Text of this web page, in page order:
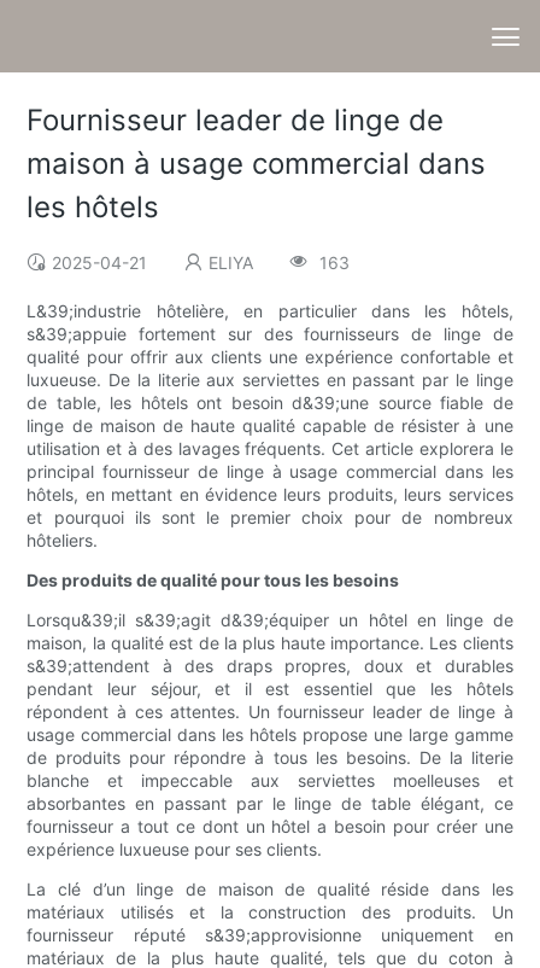
Fournisseur leader de linge de
maison à usage commercial dans
les hôtels
2025-04-21 ELIYA 163
L&39;industrie hôtelière, en particulier dans les hôtels,
s&39;appuie fortement sur des fournisseurs de linge de
qualité pour offrir aux clients une expérience confortable et
luxueuse. De la literie aux serviettes en passant par le linge
de table, les hôtels ont besoin d&39;une source fiable de
linge de maison de haute qualité capable de résister à une
utilisation et à des lavages fréquents. Cet article explorera le
principal fournisseur de linge à usage commercial dans les
hôtels, en mettant en évidence leurs produits, leurs services
et pourquoi ils sont le premier choix pour de nombreux
hôteliers.
Des produits de qualité pour tous les besoins
Lorsqu&39;il s&39;agit d&39;équiper un hôtel en linge de
maison, la qualité est de la plus haute importance. Les clients
s&39;attendent à des draps propres, doux et durables
pendant leur séjour, et il est essentiel que les hôtels
répondent à ces attentes. Un fournisseur leader de linge à
usage commercial dans les hôtels propose une large gamme
de produits pour répondre à tous les besoins. De la literie
blanche et impeccable aux serviettes moelleuses et
absorbantes en passant par le linge de table élégant, ce
fournisseur a tout ce dont un hôtel a besoin pour créer une
expérience luxueuse pour ses clients.
La clé d’un linge de maison de qualité réside dans les
matériaux utilisés et la construction des produits. Un
fournisseur réputé s&39;approvisionne uniquement en
matériaux de la plus haute qualité, tels que du coton à